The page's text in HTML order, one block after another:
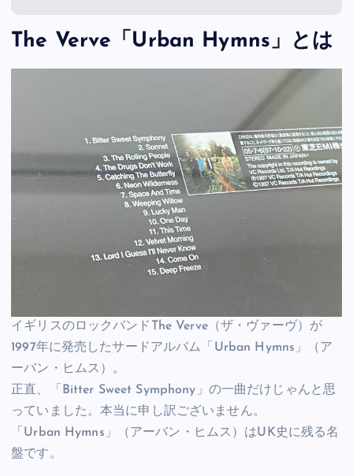
The Verve「Urban Hymns」とは
イギリスのロックバンドThe Verve（ザ・ヴァーヴ）が
1997年に発売したサードアルバム「Urban Hymns」（ア
ーバン・ヒムス）。
正直、「Bitter Sweet Symphony」の一曲だけじゃんと思
っていました。本当に申し訳ございません。
「Urban Hymns」（アーバン・ヒムス）はUK史に残る名
盤です。